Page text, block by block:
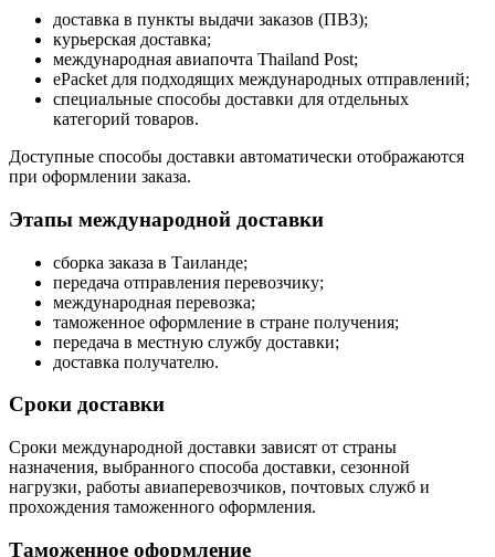
доставка в пункты выдачи заказов (ПВЗ);
курьерская доставка;
международная авиапочта Thailand Post;
ePacket для подходящих международных отправлений;
специальные способы доставки для отдельных
категорий товаров.
Доступные способы доставки автоматически отображаются
при оформлении заказа.
Этапы международной доставки
сборка заказа в Таиланде;
передача отправления перевозчику;
международная перевозка;
таможенное оформление в стране получения;
передача в местную службу доставки;
доставка получателю.
Сроки доставки
Сроки международной доставки зависят от страны
назначения, выбранного способа доставки, сезонной
нагрузки, работы авиаперевозчиков, почтовых служб и
прохождения таможенного оформления.
Таможенное оформление